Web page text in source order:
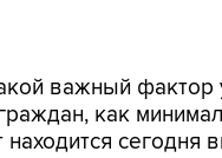
сегодня
И если в случае
увеличения